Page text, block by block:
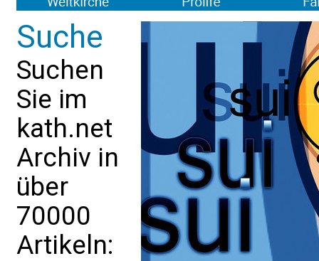
Suche
Suchen
Sie im
kath.net
Archiv in
über
70000
Artikeln: